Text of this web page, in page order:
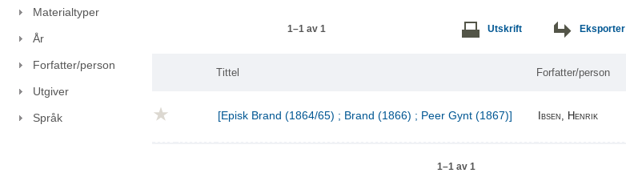
Materialtyper
År
Forfatter/person
Utgiver
Språk
1–1 av 1 Utskrift Eksporter
Tittel Forfatter/person
[Episk Brand (1864/65) ; Brand (1866) ; Peer Gynt (1867)] Ibsen, Henrik
1–1 av 1